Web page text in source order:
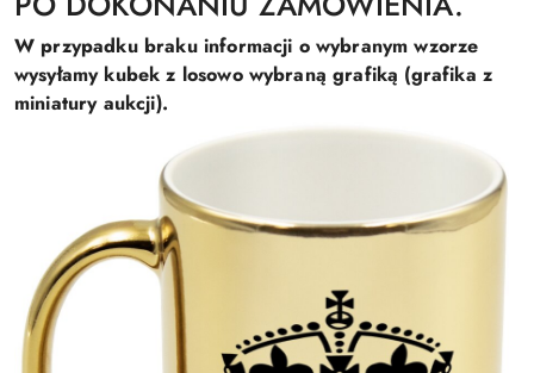
W przypadku braku informacji o wybranym wzorze
wysyłamy kubek z losowo wybraną grafiką (grafika z
miniatury aukcji).